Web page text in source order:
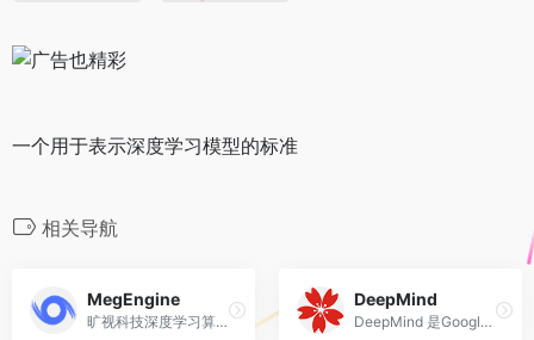
一个用于表示深度学习模型的标准
相关导航
MegEngine
旷视科技深度学习算法开发框架
DeepMind
DeepMind 是Google 旗下的人工智能公司